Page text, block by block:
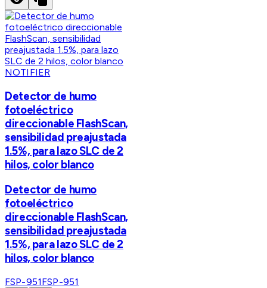
NOTIFIER
Detector de humo
fotoeléctrico
direccionable FlashScan,
sensibilidad preajustada
1.5%, para lazo SLC de 2
hilos, color blanco
Detector de humo
fotoeléctrico
direccionable FlashScan,
sensibilidad preajustada
1.5%, para lazo SLC de 2
hilos, color blanco
FSP-951FSP-951